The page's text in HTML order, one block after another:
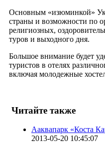
Основным «изюминкой»
страны и возможности по
религиозных,
туров и выходного дня.
Большое внимание будет
туристов в отелях
включая молодежные
Читайте также
Ааквапарк «Коста
2013-05-20 10:45:07